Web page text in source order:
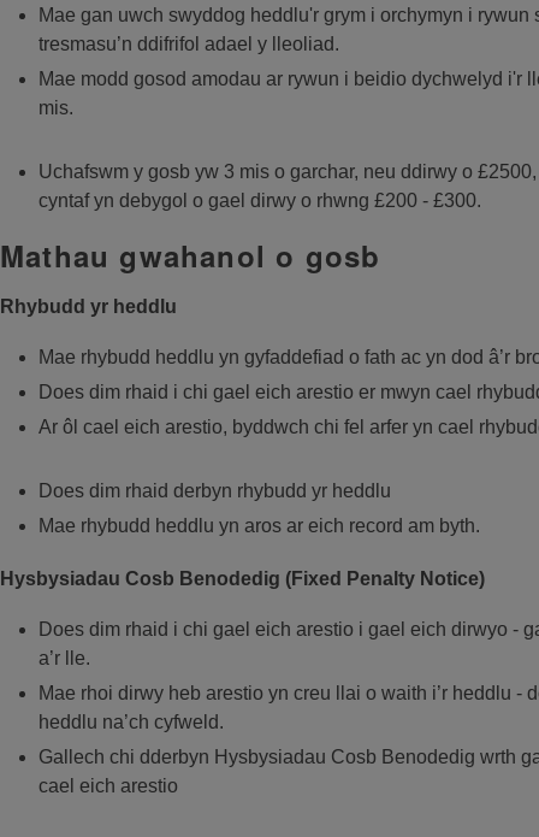
Mae gan uwch swyddog heddlu'r grym i orchymyn i rywun
tresmasu’n ddifrifol adael y lleoliad.
Mae modd gosod amodau ar rywun i beidio dychwelyd i'r
mis.
Uchafswm y gosb yw 3 mis o garchar, neu ddirwy o
cyntaf yn debygol o gael dirwy o rhwng £200 - £300.
Mathau gwahanol o gosb
Rhybudd yr heddlu
Mae rhybudd heddlu yn gyfaddefiad o fath ac yn dod â’r
Does dim rhaid i chi gael eich arestio er mwyn cael
Ar ôl cael eich arestio, byddwch chi fel arfer yn cael
Does dim rhaid derbyn rhybudd yr heddlu
Mae rhybudd heddlu yn aros ar eich record am byth.
Hysbysiadau Cosb Benodedig (Fixed Penalty Notice)
Does dim rhaid i chi gael eich arestio i gael eich dirwyo -
a’r lle.
Mae rhoi dirwy heb arestio yn creu llai o waith i’r heddlu -
heddlu na’ch cyfweld.
Gallech chi dderbyn Hysbysiadau Cosb Benodedig wrth
cael eich arestio